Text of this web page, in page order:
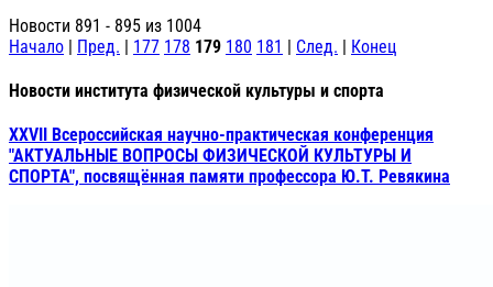
Новости 891 - 895 из 1004
Начало | Пред. | 177 178 179 180 181 | След. | Конец
Новости института физической культуры и спорта
XXVII Всероссийская научно-практическая конференция
"АКТУАЛЬНЫЕ ВОПРОСЫ ФИЗИЧЕСКОЙ КУЛЬТУРЫ И
СПОРТА", посвящённая памяти профессора Ю.Т. Ревякина